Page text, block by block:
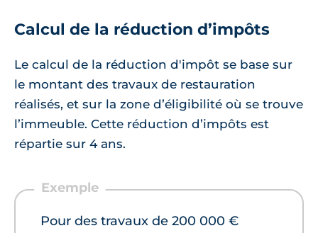
Calcul de la réduction d’impôts
Le calcul de la réduction d'impôt se base sur
le montant des travaux de restauration
réalisés, et sur la zone d’éligibilité où se trouve
l’immeuble. Cette réduction d’impôts est
répartie sur 4 ans.
Pour des travaux de 200 000 €